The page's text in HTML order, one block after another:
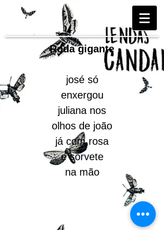
Roda gigante
josé só
enxergou
juliana nos
olhos de joão
já com rosa
e sorvete
na mão